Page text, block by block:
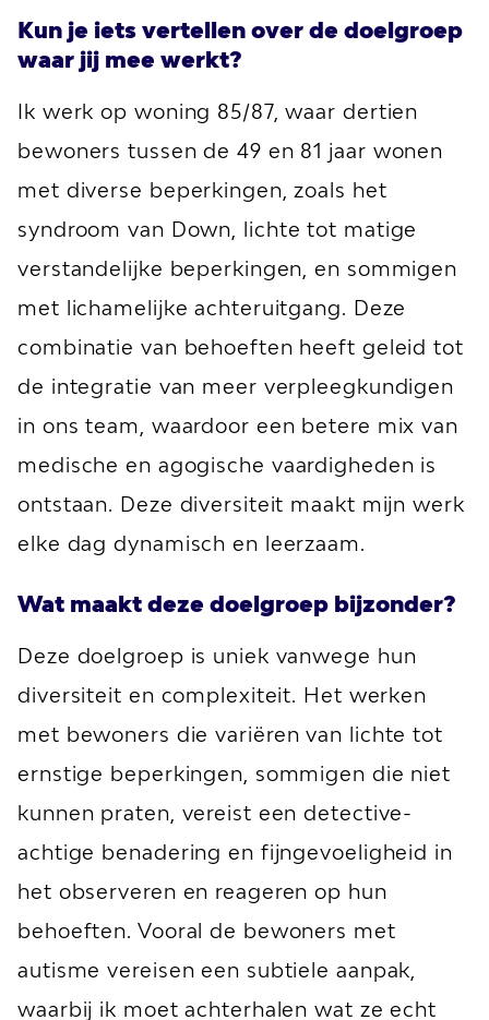
Kun je iets vertellen over de doelgroep
waar jij mee werkt?
Ik werk op woning 85/87, waar dertien
bewoners tussen de 49 en 81 jaar wonen
met diverse beperkingen, zoals het
syndroom van Down, lichte tot matige
verstandelijke beperkingen, en sommigen
met lichamelijke achteruitgang. Deze
combinatie van behoeften heeft geleid tot
de integratie van meer verpleegkundigen
in ons team, waardoor een betere mix van
medische en agogische vaardigheden is
ontstaan. Deze diversiteit maakt mijn werk
elke dag dynamisch en leerzaam.
Wat maakt deze doelgroep bijzonder?
Deze doelgroep is uniek vanwege hun
diversiteit en complexiteit. Het werken
met bewoners die variëren van lichte tot
ernstige beperkingen, sommigen die niet
kunnen praten, vereist een detective-
achtige benadering en fijngevoeligheid in
het observeren en reageren op hun
behoeften. Vooral de bewoners met
autisme vereisen een subtiele aanpak,
waarbij ik moet achterhalen wat ze echt